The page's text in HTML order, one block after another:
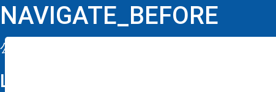
NAVIGATE_BEFORE
公司详情
LOOP